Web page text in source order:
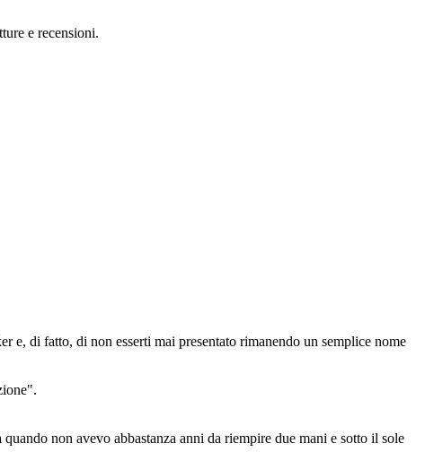
e recensioni.
e, di fatto, di non esserti mai presentato rimanendo un semplice nome
non avevo abbastanza anni da riempire due mani e sotto il sole